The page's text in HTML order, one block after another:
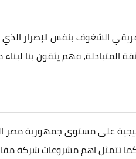
الشغوف بنفس الإصرار الذي
المتبادلة، فهم يثقون بنا
على مستوى جمهورية مصر
تتمثل اهم مشروعات شركة